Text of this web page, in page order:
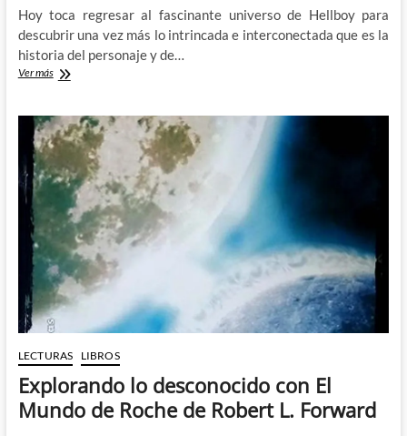
Hoy toca regresar al fascinante universo de Hellboy para
descubrir una vez más lo intrincada e interconectada que es la
historia del personaje y de…
Ver másEl
y
por
qué
se
quedó
Mignola,
Roberson
y
Grist
y
el
rostro
de
la
humanidad
LECTURAS LIBROS
Explorando lo desconocido con El
Mundo de Roche de Robert L. Forward